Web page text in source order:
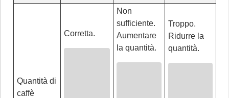
Quantità di
caffè
Corretta.
Non
sufficiente.
Aumentare
la quantità.
Troppo.
Ridurre la
quantità.